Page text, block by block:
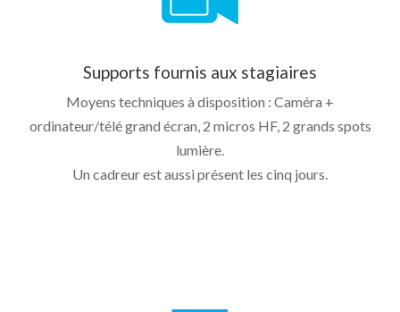
Supports fournis aux stagiaires
Moyens techniques à disposition : Caméra +
ordinateur/télé grand écran, 2 micros HF, 2 grands spots
lumière.
Un cadreur est aussi présent les cinq jours.